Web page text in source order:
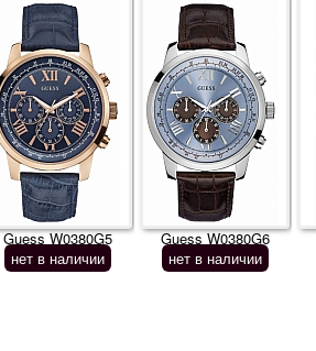
Guess W0380G5
нет в наличии
Guess W0380G6
нет в наличии